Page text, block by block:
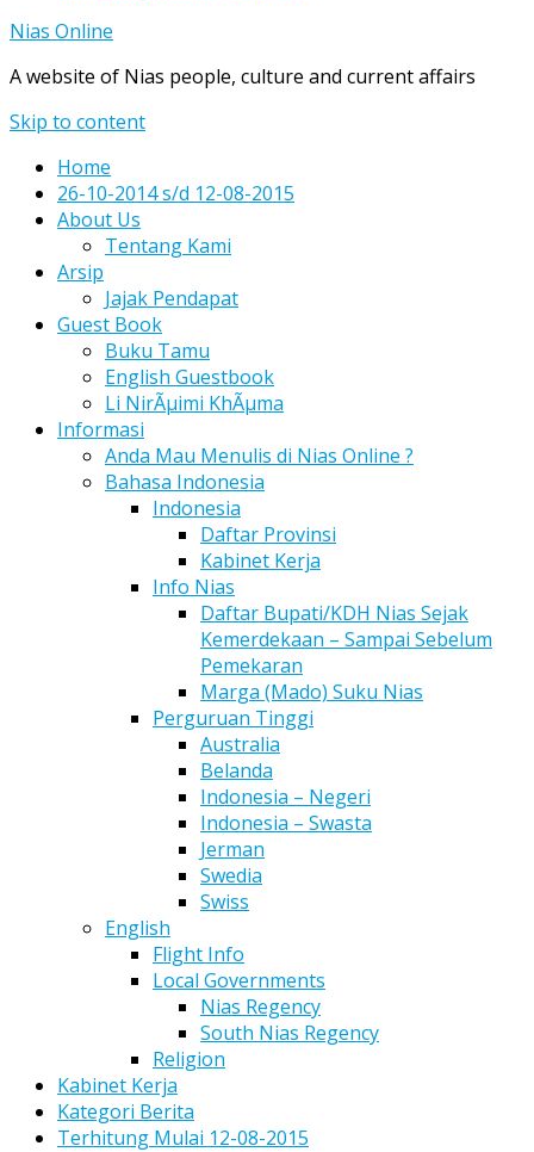
Nias Online
A website of Nias people, culture and current affairs
Skip to content
Home
26-10-2014 s/d 12-08-2015
About Us
Tentang Kami
Arsip
Jajak Pendapat
Guest Book
Buku Tamu
English Guestbook
Li NirÃµimi KhÃµma
Informasi
Anda Mau Menulis di Nias Online ?
Bahasa Indonesia
Indonesia
Daftar Provinsi
Kabinet Kerja
Info Nias
Daftar Bupati/KDH Nias Sejak
Kemerdekaan – Sampai Sebelum
Pemekaran
Marga (Mado) Suku Nias
Perguruan Tinggi
Australia
Belanda
Indonesia – Negeri
Indonesia – Swasta
Jerman
Swedia
Swiss
English
Flight Info
Local Governments
Nias Regency
South Nias Regency
Religion
Kabinet Kerja
Kategori Berita
Terhitung Mulai 12-08-2015